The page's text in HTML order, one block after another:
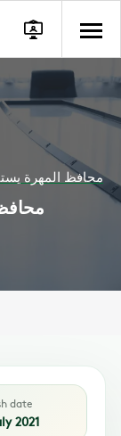
محافظ المهرة
date
2021